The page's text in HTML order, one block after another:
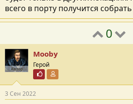
всего в порту получится
0
Автор
Mooby
Герой
Почётный пользователь
3 Сен 2022